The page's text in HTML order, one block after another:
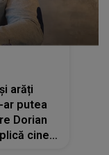
arăți
ar putea
Dorian
cine